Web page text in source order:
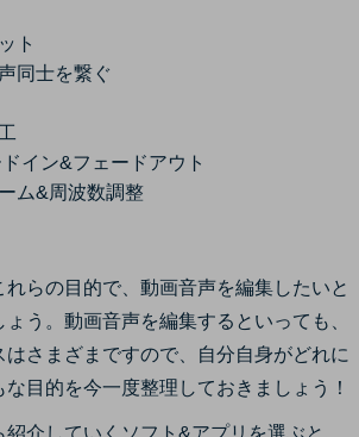
ト
同士を繋ぐ
イン&フェードアウト
ム&周波数調整
らの目的で、動画音声を編集したいと
う。動画音声を編集するといっても、
はさまざまですので、自分自身がどれに
目的を今一度整理しておきましょう！
介していくソフト&アプリを選ぶと、